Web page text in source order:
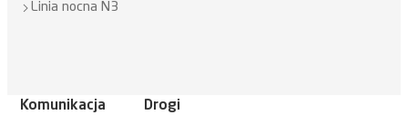
Linia nocna N3
Komunikacja Drogi